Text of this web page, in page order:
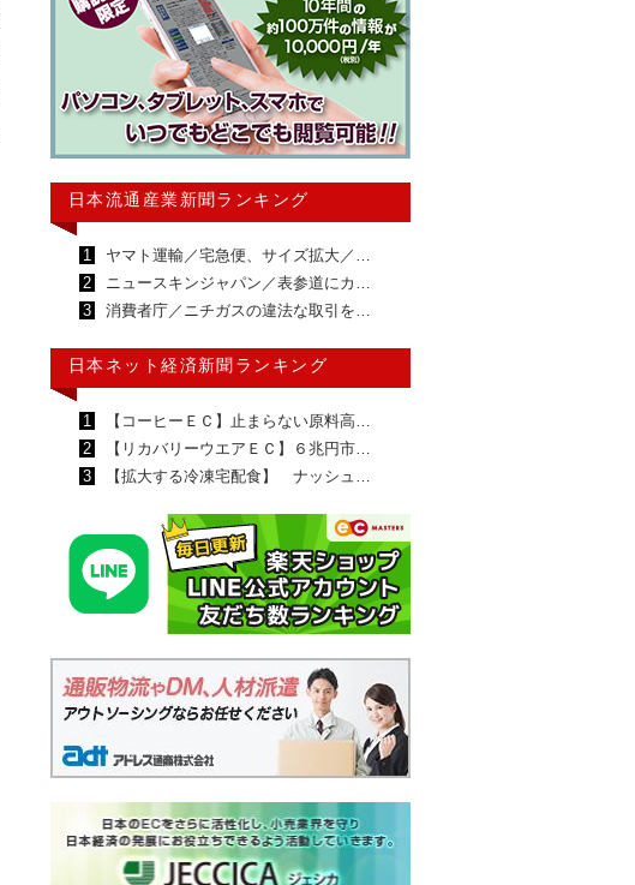
日本流通産業新聞ランキング
1
ヤマト運輸／宅急便、サイズ拡大／…
2
ニュースキンジャパン／表参道にカ…
3
消費者庁／ニチガスの違法な取引を…
日本ネット経済新聞ランキング
1
【コーヒーＥＣ】止まらない原料高…
2
【リカバリーウエアＥＣ】６兆円市…
3
【拡大する冷凍宅配食】 ナッシュ…